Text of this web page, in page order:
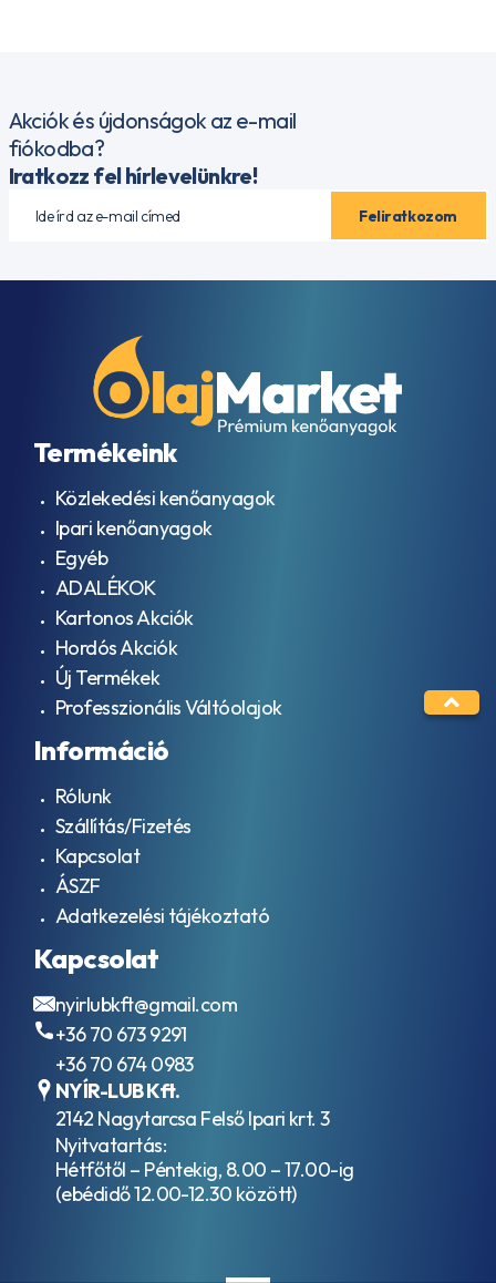
Akciók és újdonságok az e-mail
fiókodba?
Iratkozz fel hírlevelünkre!
Termékeink
Közlekedési kenőanyagok
Ipari kenőanyagok
Egyéb
ADALÉKOK
Kartonos Akciók
Hordós Akciók
Új Termékek
Professzionális Váltóolajok
Információ
Rólunk
Szállítás/Fizetés
Kapcsolat
ÁSZF
Adatkezelési tájékoztató
Kapcsolat
nyirlubkft@gmail.com
+36 70 673 9291
+36 70 674 0983
NYÍR-LUB Kft.
2142 Nagytarcsa Felső Ipari krt. 3
Nyitvatartás:
Hétfőtől – Péntekig, 8.00 – 17.00-ig
(ebédidő 12.00-12.30 között)